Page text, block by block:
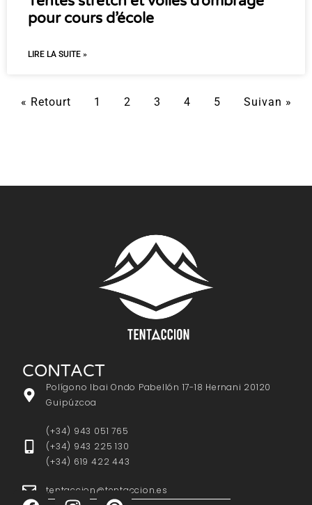
pour cours d’école
LIRE LA SUITE »
« Retourt 1 2 3 4 5 Suivan »
CONTACT
Polígono Ibai Ondo Pabellón 17-18 Hernani 20120
Guipúzcoa
(+34) 943 051 765
(+34) 943 225 130
(+34) 619 422 443
tentaccion@tentaccion.es